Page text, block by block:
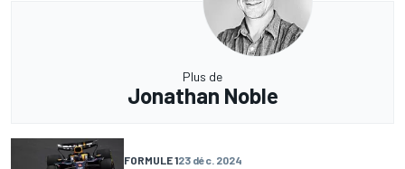
Plus de
Jonathan Noble
FORMULE 123 déc. 2024